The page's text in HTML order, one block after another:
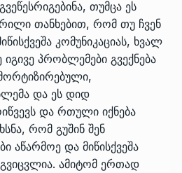
თუმცა ეს
თანხებით, რომ თუ ჩვენ
კომუნიკაციას, ხვალ
პრობლემები გვექნება
და ეს დიდ
და რთული იქნება
რომ გუშინ შენ
აწარმოე და მიწისქვეშა
ამიტომ ერთად